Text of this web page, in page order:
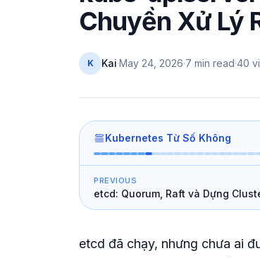
Chuyền Xử Lý
K Kai·May 24, 2026·7 min read·40
Kubernetes Từ Số Không
PREVIOUS
etcd: Quorum, Raft và Dựng
etcd đã chạy, nhưng chưa ai